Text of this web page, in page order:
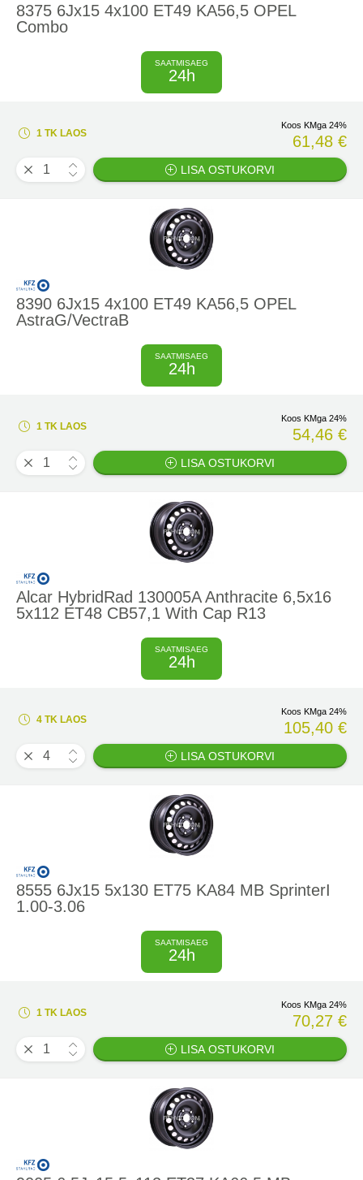
8375 6Jx15 4x100 ET49 KA56,5 OPEL
Combo
SAATMISAEG
24h
1 TK LAOS
Koos KMga 24%
61,48 €
LISA OSTUKORVI
8390 6Jx15 4x100 ET49 KA56,5 OPEL
AstraG/VectraB
SAATMISAEG
24h
1 TK LAOS
Koos KMga 24%
54,46 €
LISA OSTUKORVI
Alcar HybridRad 130005A Anthracite 6,5x16
5x112 ET48 CB57,1 With Cap R13
SAATMISAEG
24h
4 TK LAOS
Koos KMga 24%
105,40 €
LISA OSTUKORVI
8555 6Jx15 5x130 ET75 KA84 MB SprinterI
1.00-3.06
SAATMISAEG
24h
1 TK LAOS
Koos KMga 24%
70,27 €
LISA OSTUKORVI